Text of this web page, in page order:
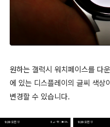
원하는 갤럭시 워치페이스를 다
에 있는 디스플레이의 글씨 색상
변경할 수 있습니다.